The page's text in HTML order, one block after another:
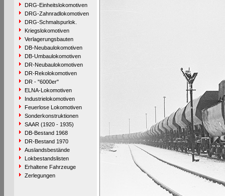
DRG-Einheitslokomotiven
DRG-Zahnradlokomotiven
DRG-Schmalspurlok.
Kriegslokomotiven
Verlagerungsbauten
DB-Neubaulokomotiven
DB-Umbaulokomotiven
DR-Neubaulokomotiven
DR-Rekolokomotiven
DR - "6000er"
ELNA-Lokomotiven
Industrielokomotiven
Feuerlose Lokomotiven
Sonderkonstruktionen
SAAR (1920 - 1935)
DB-Bestand 1968
DR-Bestand 1970
Auslandsbestände
Lokbestandslisten
Erhaltene Fahrzeuge
Zerlegungen